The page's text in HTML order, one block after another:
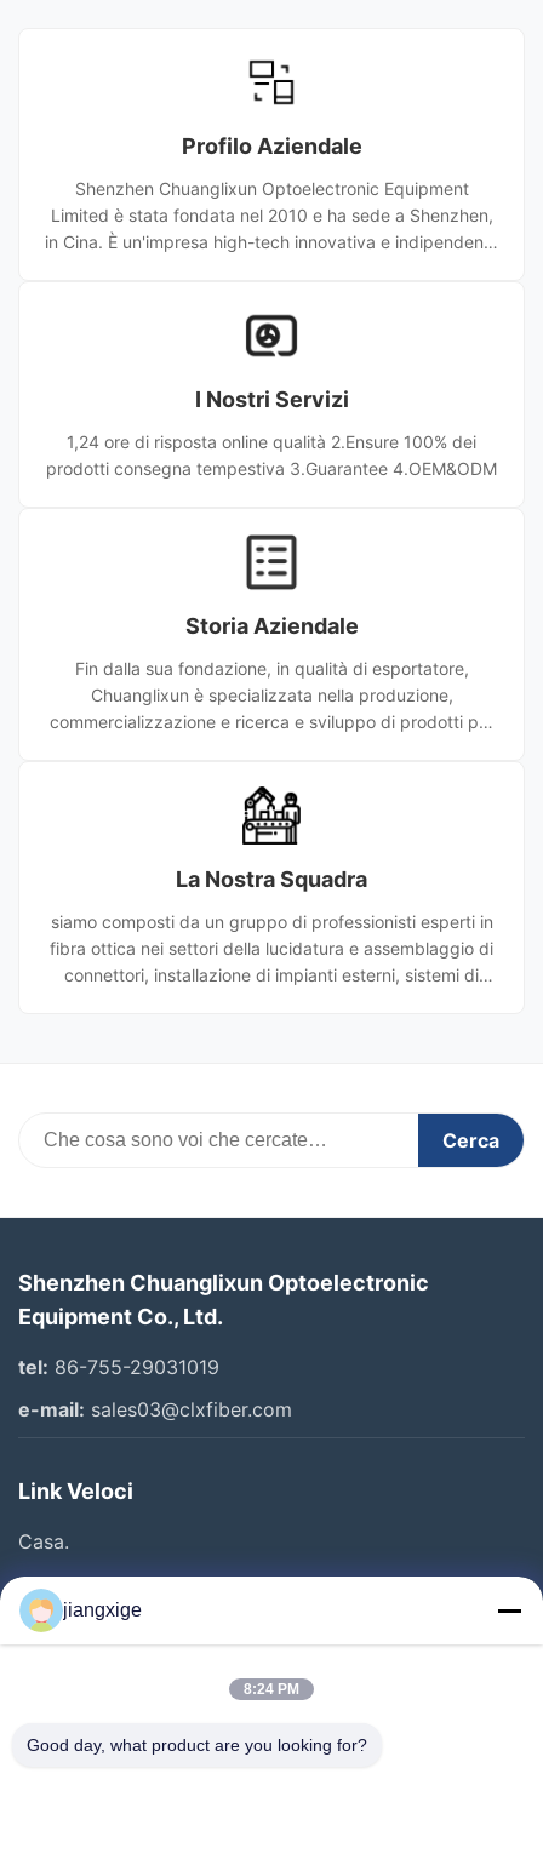
Profilo Aziendale
Shenzhen Chuanglixun Optoelectronic Equipment
Limited è stata fondata nel 2010 e ha sede a Shenzhen,
in Cina. È un'impresa high-tech innovativa e indipendente
connettori in fibra ottica. Con 17 anni di esperienza,
forniamo ai clienti globali apparecchiature ad alte
lungo termine grazie ad una qualità affidabile e ad un
I Nostri Servizi
1,24 ore di risposta online qualità 2.Ensure 100% dei
prodotti consegna tempestiva 3.Guarantee 4.OEM&ODM
Storia Aziendale
Fin dalla sua fondazione, in qualità di esportatore,
Chuanglixun è specializzata nella produzione,
commercializzazione e ricerca e sviluppo di prodotti per
l'ora di lavorare con voi per creare insieme la brillantezza.
La Nostra Squadra
siamo composti da un gruppo di professionisti esperti in
fibra ottica nei settori della lucidatura e assemblaggio di
connettori, installazione di impianti esterni, sistemi di
Cerca
Shenzhen Chuanglixun Optoelectronic
Equipment Co., Ltd.
tel: 86-755-29031019
e-mail: sales03@clxfiber.com
Link Veloci
Casa.
Prodotti
Su Di Noi
Contattaci
jiangxige
8:24 PM
Good day, what product are you looking for?